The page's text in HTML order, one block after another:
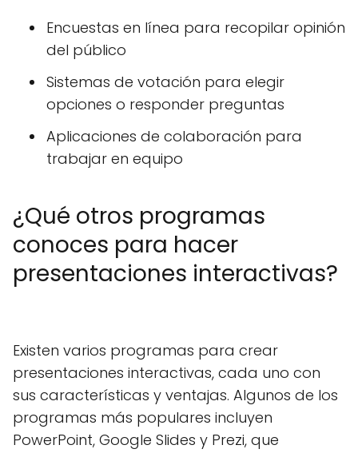
Encuestas en línea para recopilar opinión
del público
Sistemas de votación para elegir
opciones o responder preguntas
Aplicaciones de colaboración para
trabajar en equipo
¿Qué otros programas
conoces para hacer
presentaciones interactivas?
Existen varios programas para crear
presentaciones interactivas, cada uno con
sus características y ventajas. Algunos de los
programas más populares incluyen
PowerPoint, Google Slides y Prezi, que